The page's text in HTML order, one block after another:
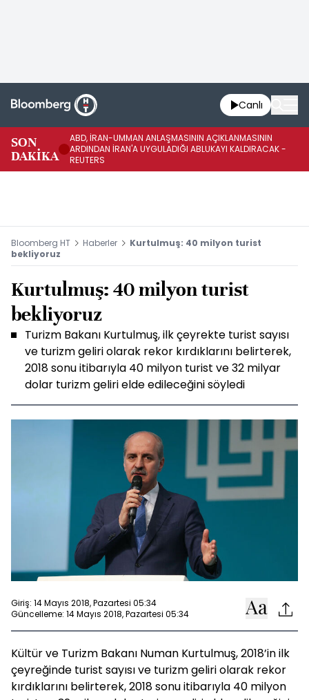
Canlı
SON
DAKİKA
ABD, İRAN-UMMAN ANLAŞMASININ AÇIKLANMASININ
ARDINDAN İRAN'A UYGULADIĞI ABLUKAYI KALDIRACAK -
REUTERS
Bloomberg HT Haberler
Kurtulmuş: 40 milyon turist
bekliyoruz
Kurtulmuş: 40 milyon turist
bekliyoruz
Turizm Bakanı Kurtulmuş, ilk çeyrekte turist sayısı
ve turizm geliri olarak rekor kırdıklarını belirterek,
2018 sonu itibarıyla 40 milyon turist ve 32 milyar
dolar turizm geliri elde edileceğini söyledi
Giriş: 14 Mayıs 2018, Pazartesi 05:34
Güncelleme: 14 Mayıs 2018, Pazartesi 05:34
Kültür ve Turizm Bakanı Numan Kurtulmuş, 2018’in ilk
çeyreğinde turist sayısı ve turizm geliri olarak rekor
kırdıklarını belirterek, 2018 sonu itibarıyla 40 milyon